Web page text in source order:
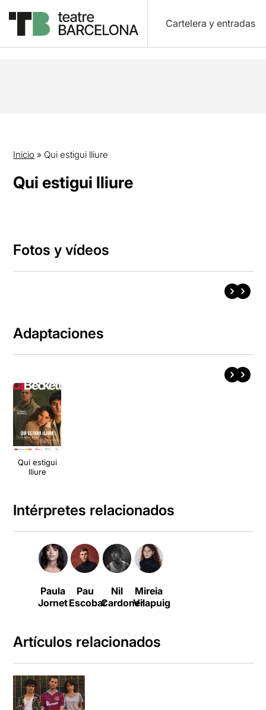
Cartelera y entradas
Inicio » Qui estigui lliure
Qui estigui lliure
Fotos y vídeos
Adaptaciones
Qui estigui
lliure
Intérpretes relacionados
Paula
Jornet
Pau
Escobar
Nil
Cardoner
Mireia
Vilapuig
Artículos relacionados